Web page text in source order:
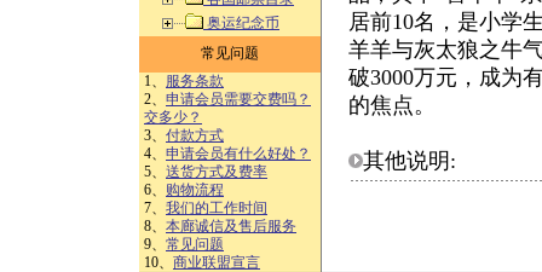
奥运纪念币
常见问题
1、 服务条款
2、 申请会员需要交费吗？
交多少？
3、 付款方式
4、 申请会员有什么好处？
5、 送货方式及费率
6、 购物流程
7、 我们的工作时间
8、 本廊诚信及售后服务
9、 常见问题
10、 商业联盟宣言
居前10名，是小学
羊羊与灰太狼之牛
破3000万元，成为
的焦点。
其他说明: